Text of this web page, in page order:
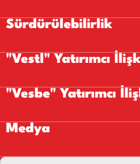
Sürdürülebilirlik
"Vestl" Yatırımcı
"Vesbe" Yatırımcı
Medya